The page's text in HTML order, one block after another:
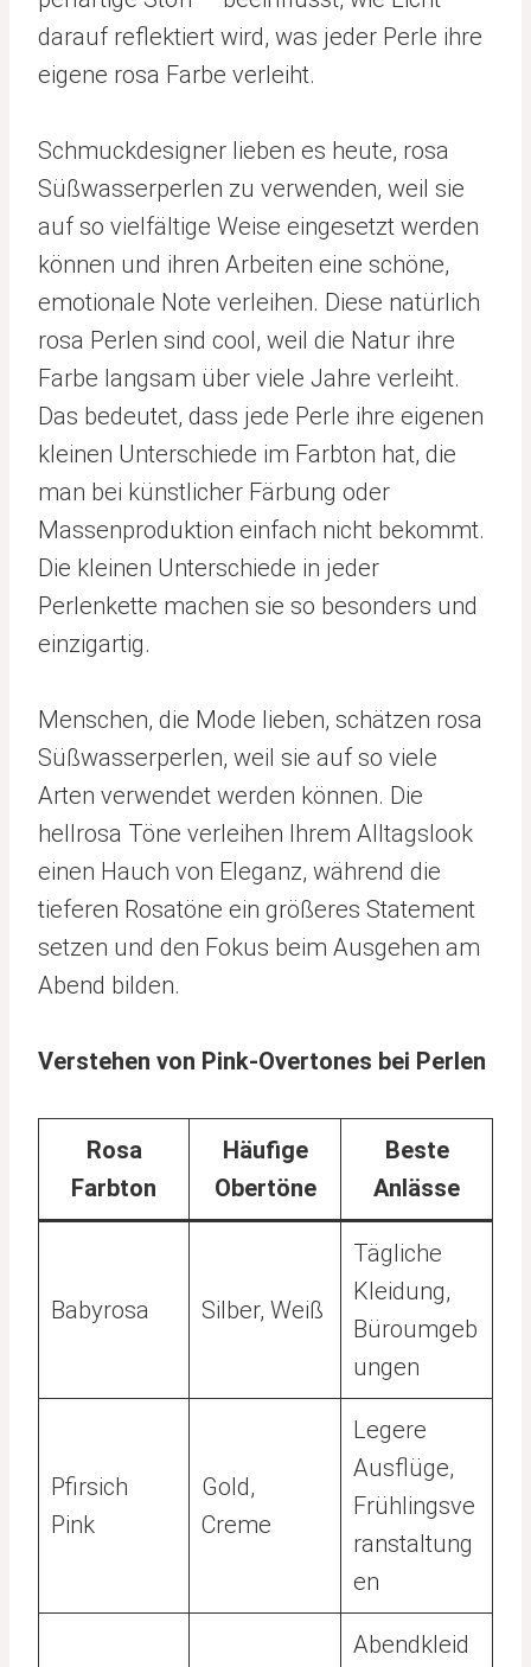
darauf reflektiert wird, was jeder Perle ihre
eigene rosa Farbe verleiht.
Schmuckdesigner lieben es heute, rosa
Süßwasserperlen zu verwenden, weil sie
auf so vielfältige Weise eingesetzt werden
können und ihren Arbeiten eine schöne,
emotionale Note verleihen. Diese natürlich
rosa Perlen sind cool, weil die Natur ihre
Farbe langsam über viele Jahre verleiht.
Das bedeutet, dass jede Perle ihre eigenen
kleinen Unterschiede im Farbton hat, die
man bei künstlicher Färbung oder
Massenproduktion einfach nicht bekommt.
Die kleinen Unterschiede in jeder
Perlenkette machen sie so besonders und
einzigartig.
Menschen, die Mode lieben, schätzen rosa
Süßwasserperlen, weil sie auf so viele
Arten verwendet werden können. Die
hellrosa Töne verleihen Ihrem Alltagslook
einen Hauch von Eleganz, während die
tieferen Rosatöne ein größeres Statement
setzen und den Fokus beim Ausgehen am
Abend bilden.
Verstehen von Pink-Overtones bei Perlen
Rosa
Farbton
Häufige
Obertöne
Beste
Anlässe
Babyrosa Silber, Weiß
Tägliche
Kleidung,
Büroumgeb
ungen
Pfirsich
Pink
Gold,
Creme
Legere
Ausflüge,
Frühlingsve
ranstaltung
en
Abendkleid